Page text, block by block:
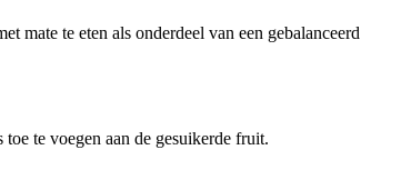
mate te eten als onderdeel van een gebalanceerd
te voegen aan de gesuikerde fruit.